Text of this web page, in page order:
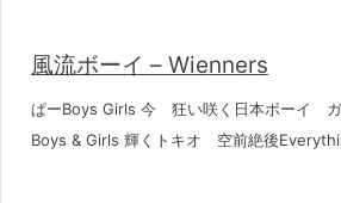
風流ボーイ – Wienners
ぱーBoys Girls 今 狂い咲く日本ボーイ
Boys & Girls 輝くトキオ 空前絶後